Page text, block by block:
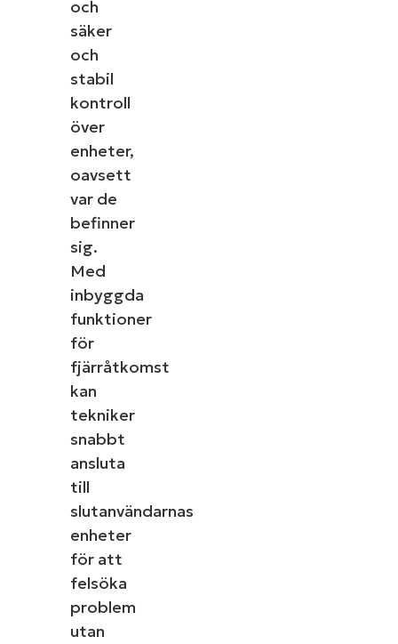
och
säker
och
stabil
kontroll
över
enheter,
oavsett
var de
befinner
sig.
Med
inbyggda
funktioner
för
fjärråtkomst
kan
tekniker
snabbt
ansluta
till
slutanvändarnas
enheter
för att
felsöka
problem
utan